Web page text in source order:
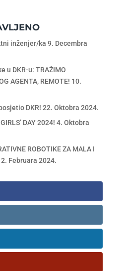
inženjer/ka 9. Decembra
u DKR-u: TRAŽIMO
AGENTA, REMOTE! 10.
DKR! 22. Oktobra 2024.
DAY 2024! 4. Oktobra
ROBOTIKE ZA MALA I
Februara 2024.